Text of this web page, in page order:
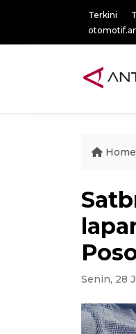
Terkini
Home
Senin, 28